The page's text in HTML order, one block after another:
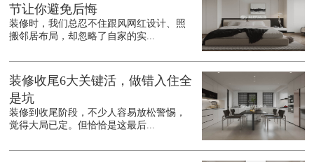
节让你避免后悔
装修时，我们总忍不住跟风网红设计、照
搬邻居布局，却忽略了自家的实...
装修收尾6大关键活，做错入住全
是坑
装修到收尾阶段，不少人容易放松警惕，
觉得大局已定。但恰恰是这最后...